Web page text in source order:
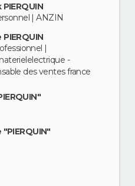
| ANZIN
|
-
des ventes france
"PIERQUIN"